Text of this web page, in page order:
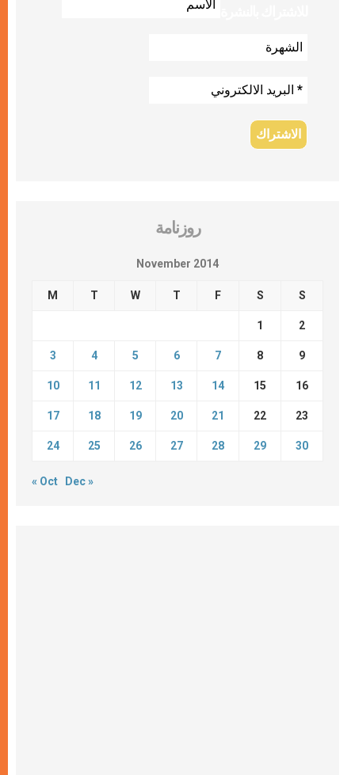
روزنامة
November 2014
M T W T F S S
1 2
3 4 5 6 7 8 9
10 11 12 13 14 15 16
17 18 19 20 21 22 23
24 25 26 27 28 29 30
« Oct Dec »